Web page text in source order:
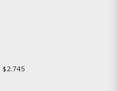
$2.745